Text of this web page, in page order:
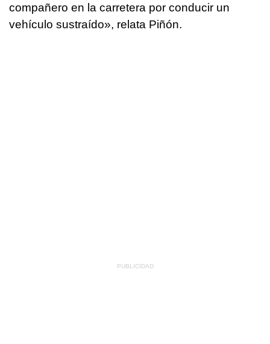
compañero en la carretera por conducir un
vehículo sustraído», relata Piñón.